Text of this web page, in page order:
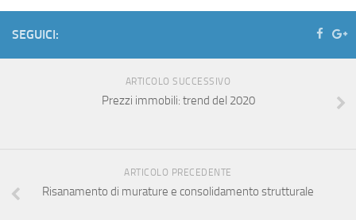
SEGUICI:
ARTICOLO SUCCESSIVO
Prezzi immobili: trend del 2020
ARTICOLO PRECEDENTE
Risanamento di murature e consolidamento strutturale